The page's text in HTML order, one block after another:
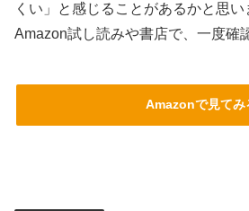
くい」と感じることがあるかと思い
Amazon試し読みや書店で、一度確
Amazonで見てみ